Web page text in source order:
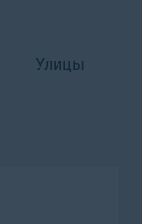
Улицы